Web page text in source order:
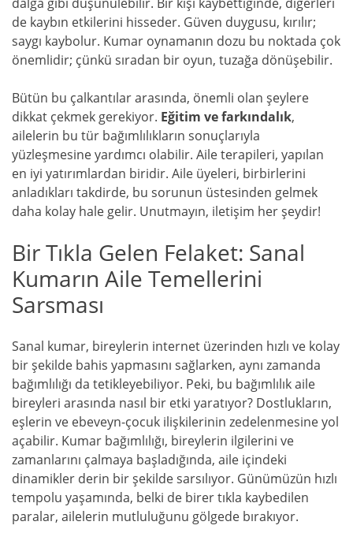
dalga gibi düşünülebilir. Bir kişi kaybettiğinde, diğerleri
de kaybın etkilerini hisseder. Güven duygusu, kırılır;
saygı kaybolur. Kumar oynamanın dozu bu noktada çok
önemlidir; çünkü sıradan bir oyun, tuzağa dönüşebilir.
Bütün bu çalkantılar arasında, önemli olan şeylere
dikkat çekmek gerekiyor. Eğitim ve farkındalık,
ailelerin bu tür bağımlılıkların sonuçlarıyla
yüzleşmesine yardımcı olabilir. Aile terapileri, yapılan
en iyi yatırımlardan biridir. Aile üyeleri, birbirlerini
anladıkları takdirde, bu sorunun üstesinden gelmek
daha kolay hale gelir. Unutmayın, iletişim her şeydir!
Bir Tıkla Gelen Felaket: Sanal
Kumarın Aile Temellerini
Sarsması
Sanal kumar, bireylerin internet üzerinden hızlı ve kolay
bir şekilde bahis yapmasını sağlarken, aynı zamanda
bağımlılığı da tetikleyebiliyor. Peki, bu bağımlılık aile
bireyleri arasında nasıl bir etki yaratıyor? Dostlukların,
eşlerin ve ebeveyn-çocuk ilişkilerinin zedelenmesine yol
açabilir. Kumar bağımlılığı, bireylerin ilgilerini ve
zamanlarını çalmaya başladığında, aile içindeki
dinamikler derin bir şekilde sarsılıyor. Günümüzün hızlı
tempolu yaşamında, belki de birer tıkla kaybedilen
paralar, ailelerin mutluluğunu gölgede bırakıyor.